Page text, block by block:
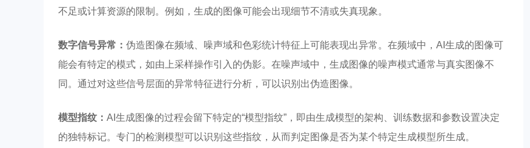
不足或计算资源的限制。例如，生成的图像可能会出现细节不清或失真现象。
数字信号异常： 伪造图像在频域、噪声域和色彩统计特征上可能表现出异常。在频域中，AI生成的图像可
能会有特定的模式，如由上采样操作引入的伪影。在噪声域中，生成图像的噪声模式通常与真实图像不
同。通过对这些信号层面的异常特征进行分析，可以识别出伪造图像。
模型指纹： AI生成图像的过程会留下特定的“模型指纹”，即由生成模型的架构、训练数据和参数设置决定
的独特标记。专门的检测模型可以识别这些指纹，从而判定图像是否为某个特定生成模型所生成。